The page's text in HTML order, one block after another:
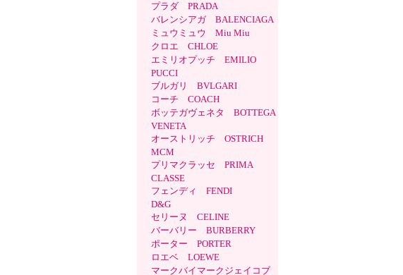
プラダ PRADA
バレンシアガ BALENCIAGA
ミュウミュウ Miu Miu
クロエ CHLOE
エミリオプッチ EMILIO
PUCCI
ブルガリ BVLGARI
コーチ COACH
ボッテガヴェネタ BOTTEGA
VENETA
オーストリッチ OSTRICH
MCM
プリマクラッセ PRIMA
CLASSE
フェンディ FENDI
D&G
セリーヌ CELINE
バーバリー BURBERRY
ポーター PORTER
ロエベ LOEWE
マークバイマークジェイコブ